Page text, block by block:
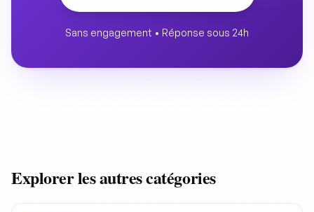
Sans engagement • Réponse sous 24h
Explorer les autres catégories